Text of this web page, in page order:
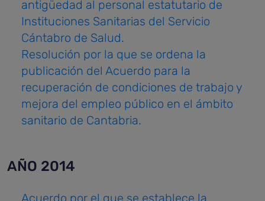
antigüedad al personal estatutario de
Instituciones Sanitarias del Servicio
Cántabro de Salud.
Resolución por la que se ordena la
publicación del Acuerdo para la
recuperación de condiciones de trabajo y
mejora del empleo público en el ámbito
sanitario de Cantabria.
AÑO 2014
Acuerdo por el que se establece la